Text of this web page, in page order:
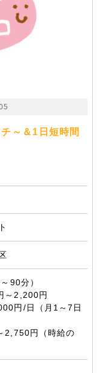
～＆1日短時間
90分）
～2,200円
円/日（月1～7日
2,750円（時給の